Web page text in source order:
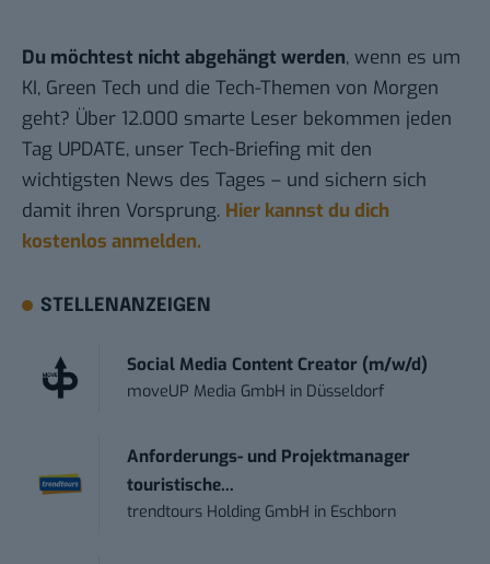
Du möchtest nicht abgehängt werden, wenn es um
KI, Green Tech und die Tech-Themen von Morgen
geht? Über 12.000 smarte Leser bekommen jeden
Tag UPDATE, unser Tech-Briefing mit den
wichtigsten News des Tages – und sichern sich
damit ihren Vorsprung. Hier kannst du dich
kostenlos anmelden.
STELLENANZEIGEN
Social Media Content Creator (m/w/d)
moveUP Media GmbH in Düsseldorf
Anforderungs- und Projektmanager
touristische...
trendtours Holding GmbH in Eschborn